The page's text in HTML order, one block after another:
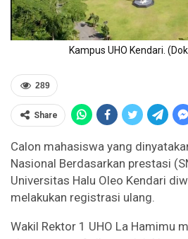
Kampus UHO Kendari.
289
Share
Calon mahasiswa yang
Nasional Berdasarkan prestasi
Universitas Halu Oleo Kendari
melakukan registrasi ulang.
Wakil Rektor 1 UHO La Hamimu